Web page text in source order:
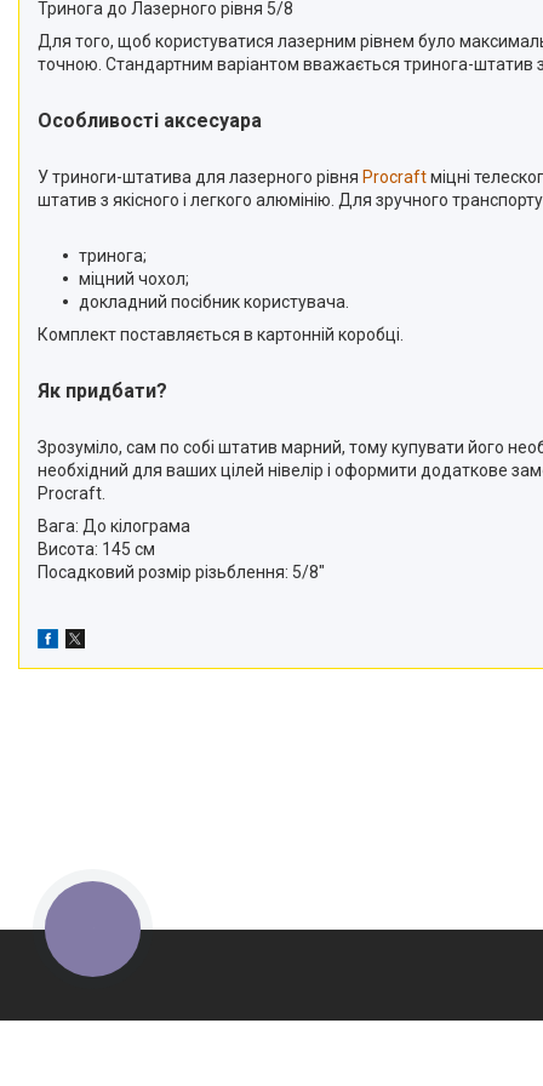
Тринога до Лазерного рівня 5/8
Для того, щоб користуватися лазерним рівнем було
точною. Стандартним варіантом вважається тринога-штатив
Особливості аксесуара
У триноги-штатива для лазерного рівня Procraftміцні
штатив з якісного і легкого алюмінію. Для зручного
тринога;
міцний чохол;
докладний посібник користувача.
Комплект поставляється в картонній коробці.
Як придбати?
Зрозуміло, сам по собі штатив марний, тому купувати його
необхідний для ваших цілей нівелір і оформити додаткове
Procraft.
Вага: До кілограма
Висота: 145 см
Посадковий розмір різьблення: 5/8"